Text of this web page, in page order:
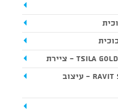
רוית שוורץ Ravit schwarts - עיצוב